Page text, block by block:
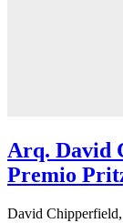
Arq. David
Premio
David